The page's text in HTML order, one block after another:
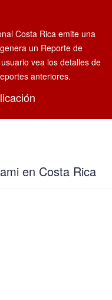
Costa Rica emite una
un Reporte de
vea los detalles de
anteriores.
en Costa Rica